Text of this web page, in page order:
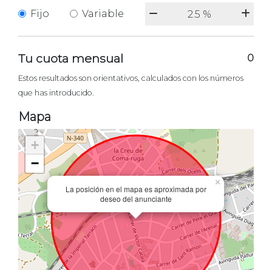
Fijo Variable
Tu cuota mensual 0
Estos resultados son orientativos, calculados con los números
que has introducido.
Mapa
La posición en el mapa es aproximada por
deseo del anunciante
×
+
−